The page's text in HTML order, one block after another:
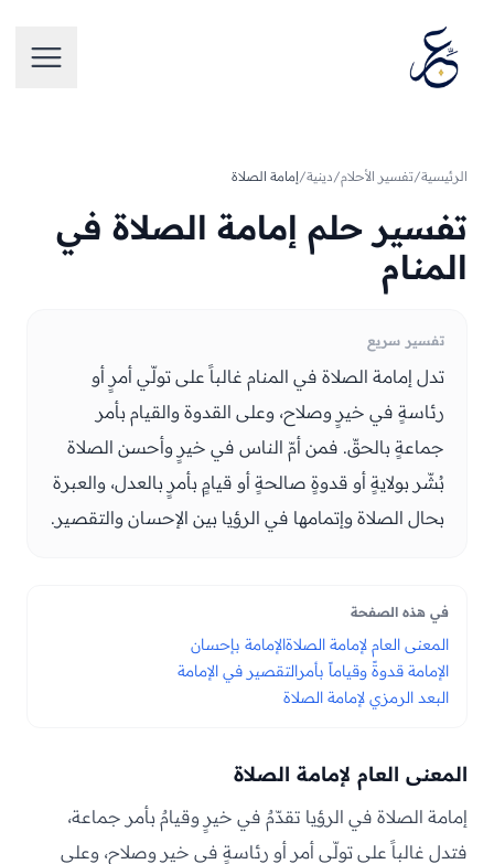
فتح
الرئيسية/تفسير الأحلام/دينية/إمامة الصلاة
تفسير حلم إمامة الصلاة في
المنام
تفسير سريع
تدل إمامة الصلاة في المنام غالباً على تولّي أمرٍ أو
رئاسةٍ في خيرٍ وصلاح، وعلى القدوة والقيام بأمر
جماعةٍ بالحقّ. فمن أمّ الناس في خيرٍ وأحسن الصلاة
بُشّر بولايةٍ أو قدوةٍ صالحةٍ أو قيامٍ بأمرٍ بالعدل، والعبرة
بحال الصلاة وإتمامها في الرؤيا بين الإحسان والتقصير.
في هذه الصفحة
المعنى العام لإمامة الصلاةالإمامة بإحسان
الإمامة قدوةً وقياماً بأمرالتقصير في الإمامة
البعد الرمزي لإمامة الصلاة
المعنى العام لإمامة الصلاة
إمامة الصلاة في الرؤيا تقدّمٌ في خيرٍ وقيامٌ بأمر جماعة،
فتدل غالباً على تولّي أمرٍ أو رئاسةٍ في خيرٍ وصلاح، وعلى